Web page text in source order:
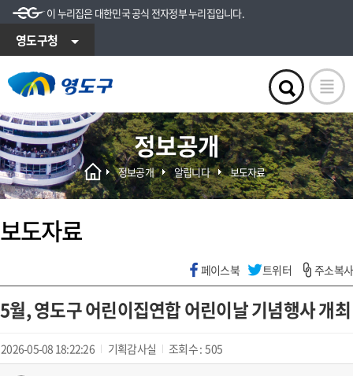
이 누리집은 대한민국 공식 전자정부 누리집입니다.
영도구청
정보공개
정보공개 알립니다 보도자료
보도자료
페이스북 트위터 주소복사
5월, 영도구 어린이집연합 어린이날 기념행사 개최
2026-05-08 18:22:26 기획감사실 조회수 : 505